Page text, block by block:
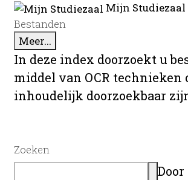
Mijn
Bestanden
Meer...
In deze index doorzoekt u
middel van OCR
inhoudelijk doorzoekbaar
Zoeken